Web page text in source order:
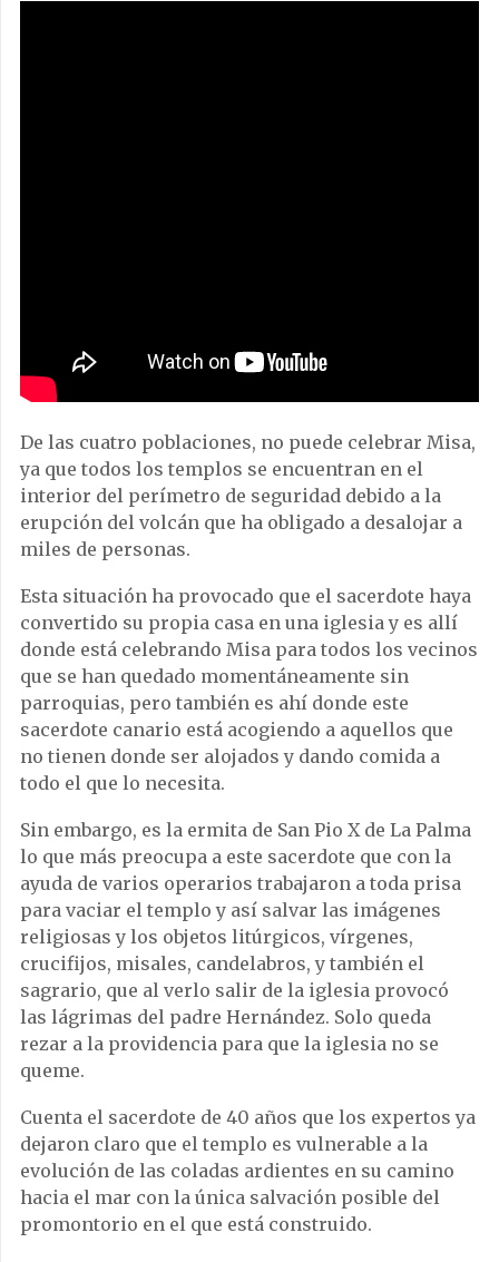
De las cuatro poblaciones, no puede celebrar Misa,
ya que todos los templos se encuentran en el
interior del perímetro de seguridad debido a la
erupción del volcán que ha obligado a desalojar a
miles de personas.
Esta situación ha provocado que el sacerdote haya
convertido su propia casa en una iglesia y es allí
donde está celebrando Misa para todos los vecinos
que se han quedado momentáneamente sin
parroquias, pero también es ahí donde este
sacerdote canario está acogiendo a aquellos que
no tienen donde ser alojados y dando comida a
todo el que lo necesita.
Sin embargo, es la ermita de San Pio X de La Palma
lo que más preocupa a este sacerdote que con la
ayuda de varios operarios trabajaron a toda prisa
para vaciar el templo y así salvar las imágenes
religiosas y los objetos litúrgicos, vírgenes,
crucifijos, misales, candelabros, y también el
sagrario, que al verlo salir de la iglesia provocó
las lágrimas del padre Hernández. Solo queda
rezar a la providencia para que la iglesia no se
queme.
Cuenta el sacerdote de 40 años que los expertos ya
dejaron claro que el templo es vulnerable a la
evolución de las coladas ardientes en su camino
hacia el mar con la única salvación posible del
promontorio en el que está construido.